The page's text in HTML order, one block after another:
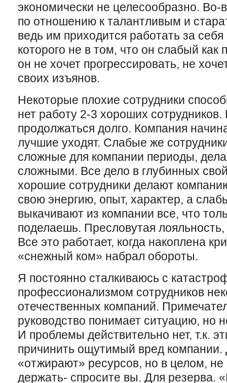
экономически не целесообразно. Во-
по отношению к талантливым и
ведь им приходится работать за
которого не в том, что он слабый
он не хочет прогрессировать, не
своих изъянов.
Некоторые плохие сотрудники
нет работу 2-3 хороших
продолжаться долго. Компания
лучшие уходят. Слабые же
сложные для компании периоды,
сложными. Все дело в глубинных
хорошие сотрудники делают
свою энергию, опыт, характер, а
выкачивают из компании все, что
поделаешь. Пресловутая
Все это работает, когда накоплена
«снежный ком» набрал обороты.
Я постоянно сталкиваюсь с
профессионализмом сотрудников
отечественных компаний.
руководство понимает ситуацию, но
И проблемы действительно нет, т.к.
причинить ощутимый вред
«отжирают» ресурсов, но в целом,
держать- спросите вы. Для